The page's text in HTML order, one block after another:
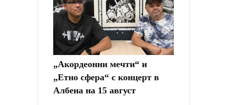
„Акордеонни мечти“ и
„Етно сфера“ с концерт в
Албена на 15 август